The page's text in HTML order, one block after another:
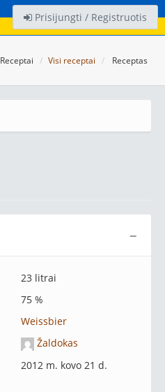
Prisijungti / Registruotis
Receptai Visi receptai Receptas
−
23 litrai
75 %
Weissbier
Žaldokas
2012 m. kovo 21 d.